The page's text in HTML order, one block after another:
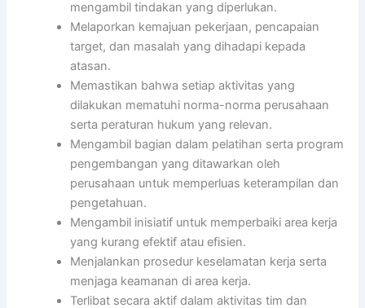
mengambil tindakan yang diperlukan.
Melaporkan kemajuan pekerjaan, pencapaian
target, dan masalah yang dihadapi kepada
atasan.
Memastikan bahwa setiap aktivitas yang
dilakukan mematuhi norma-norma perusahaan
serta peraturan hukum yang relevan.
Mengambil bagian dalam pelatihan serta program
pengembangan yang ditawarkan oleh
perusahaan untuk memperluas keterampilan dan
pengetahuan.
Mengambil inisiatif untuk memperbaiki area kerja
yang kurang efektif atau efisien.
Menjalankan prosedur keselamatan kerja serta
menjaga keamanan di area kerja.
Terlibat secara aktif dalam aktivitas tim dan